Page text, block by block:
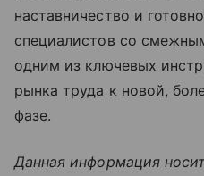
наставничество и
специалистов со
одним из ключевых
рынка труда к новой,
фазе.
Данная информация